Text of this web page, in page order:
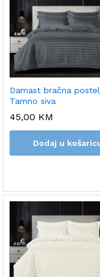
Damast bračna
Tamno siva
45,00 KM
Dodaj u